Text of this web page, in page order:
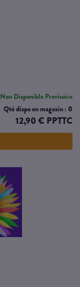
Non Disponible Provisoire
Qté dispo en magasin : 0
12,90 € PPTTC